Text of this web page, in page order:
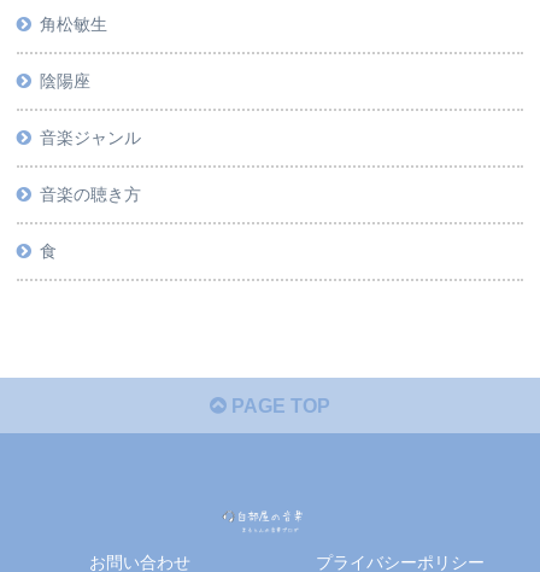
角松敏生
陰陽座
音楽ジャンル
音楽の聴き方
食
PAGE TOP
お問い合わせ プライバシーポリシー